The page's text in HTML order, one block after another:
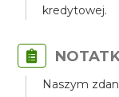
kredytowej.
Naszym